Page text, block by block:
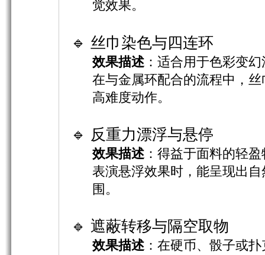
觉效果。
🔹 丝巾染色与四连环
效果描述：适合用于色彩变
在与金属环配合的流程中，
高难度动作。
🔹 反重力漂浮与悬停
效果描述：得益于面料的轻
表演悬浮效果时，能呈现出
围。
🔹 遮蔽转移与隔空取物
效果描述：在硬币、骰子或